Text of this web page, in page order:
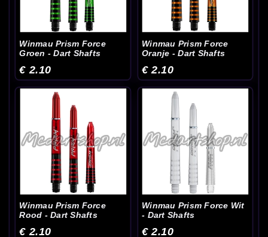
Winmau Prism Force
Groen - Dart Shafts
€ 2.10
Winmau Prism Force
Oranje - Dart Shafts
€ 2.10
Winmau Prism Force
Rood - Dart Shafts
€ 2.10
Winmau Prism Force Wit
- Dart Shafts
€ 2.10